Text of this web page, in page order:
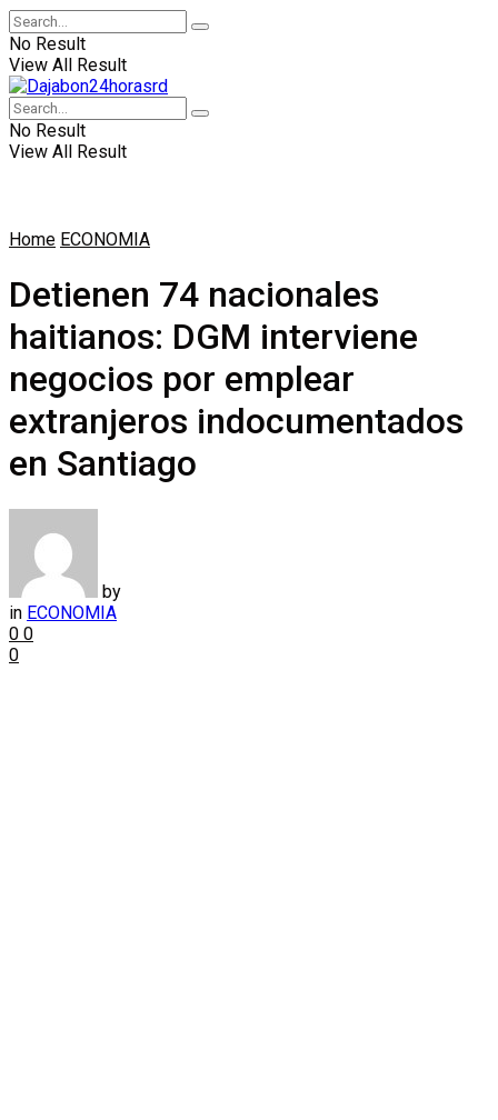
No Result
View All Result
No Result
View All Result
Home ECONOMIA
Detienen 74 nacionales
haitianos: DGM interviene
negocios por emplear
extranjeros indocumentados
en Santiago
by
in ECONOMIA
0 0
0